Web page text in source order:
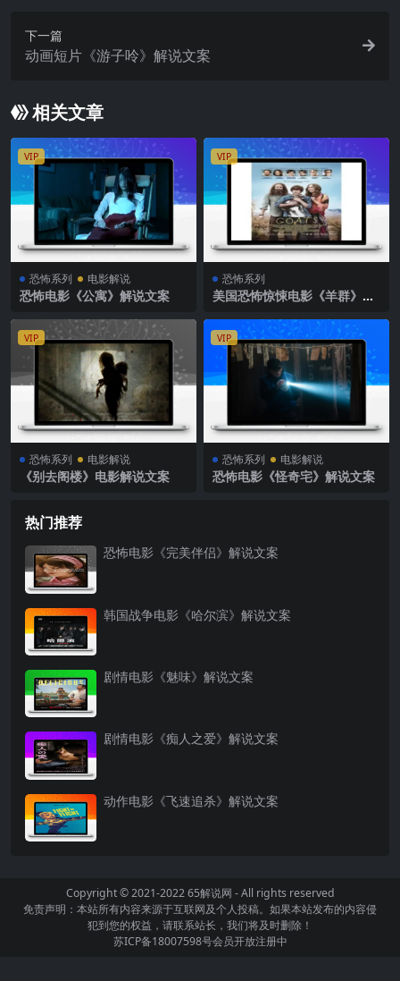
下一篇
动画短片《游子呤》解说文案
相关文章
VIP
恐怖系列 电影解说
恐怖电影《公寓》解说文案
VIP
恐怖系列
美国恐怖惊悚电影《羊群》解
VIP
恐怖系列 电影解说
《别去阁楼》电影解说文案
VIP
恐怖系列 电影解说
恐怖电影《怪奇宅》解说文案
热门推荐
恐怖电影《完美伴侣》解说文案
韩国战争电影《哈尔滨》解说文案
剧情电影《魅味》解说文案
剧情电影《痴人之爱》解说文案
动作电影《飞速追杀》解说文案
Copyright © 2021-202265解说网 - All rights reserved
免责声明：本站所有内容来源于互联网及个人投稿。如果本站发布的内容侵
犯到您的权益，请联系站长，我们将及时删除！
苏ICP备18007598号会员开放注册中